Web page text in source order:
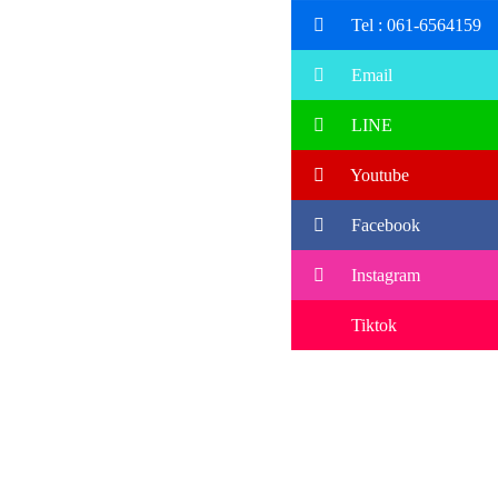
Tel : 061-6564159
Email
LINE
Youtube
Facebook
Instagram
Tiktok